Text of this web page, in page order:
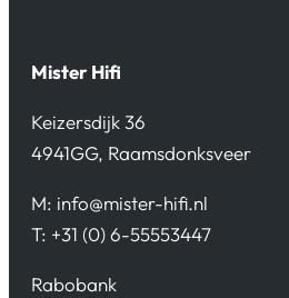
Mister Hifi
Keizersdijk 36
4941GG, Raamsdonksveer
M: info@mister-hifi.nl
T: +31 (0) 6-55553447
Rabobank